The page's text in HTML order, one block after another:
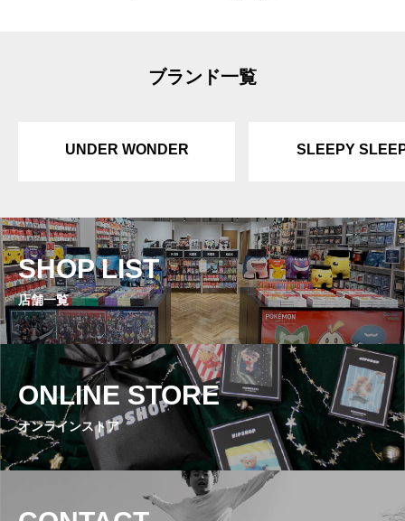
ブランド一覧
UNDER WONDER SLEEPY
SHOP LIST
店舗一覧
ONLINE STORE
オンラインストア